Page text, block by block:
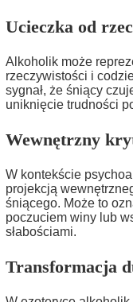
Ucieczka od
Alkoholik może
rzeczywistości i
sygnał, że śniący
uniknięcie trudności
Wewnętrzny
W kontekście
projekcją
śniącego. Może to
poczuciem winy lub
słabościami.
Transformacja